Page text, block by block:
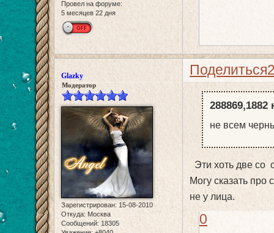
Провел на форуме:
5 месяцев 22 дня
Поделиться
Glazky
Модератор
Зарегистрирован: 15-08-2010
Откуда: Москва
Сообщений: 18305
288869,1882
не всем
Эти хоть две со
Могу сказать про
не у лица.
0